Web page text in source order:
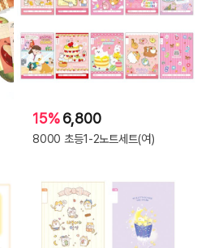
15%6,800
8000 초등1-2노트세트(여)